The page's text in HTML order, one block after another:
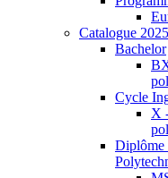
Catalogue
Bachelor
Cycle
X
Diplôme